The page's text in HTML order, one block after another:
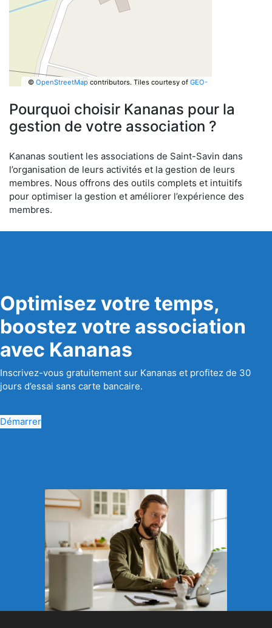
© OpenStreetMapcontributors. Tiles courtesy of GEO-
Pourquoi choisir Kananas pour la
gestion de votre association ?
Kananas soutient les associations de Saint-Savin dans
l’organisation de leurs activités et la gestion de leurs
membres. Nous offrons des outils complets et intuitifs
pour optimiser la gestion et améliorer l’expérience des
membres.
Optimisez votre temps,
boostez votre association
avec Kananas
Inscrivez-vous gratuitement sur Kananas et profitez de 30
jours d’essai sans carte bancaire.
Démarrer